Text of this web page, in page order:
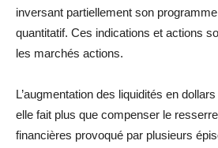
inversant partiellement son
quantitatif. Ces indications et actions
les marchés actions.
L’augmentation des liquidités en
elle fait plus que compenser le
financières provoqué par plusieurs